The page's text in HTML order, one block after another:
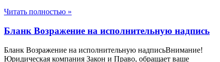
Читать полностью »
Бланк Возражение на исполнительную надпись
Бланк Возражение на исполнительную надписьВнимание!
Юридическая компания Закон и Право, обращает ваше